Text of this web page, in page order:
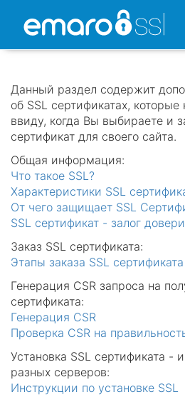
Данный раздел содержит
об SSL сертификатах,
ввиду, когда Вы выбираете и
сертификат для своего сайта.
Общая информация:
Что такое SSL?
Характеристики SSL
От чего защищает SSL
SSL сертификат - залог
Заказ SSL сертификата:
Этапы заказа SSL сертификата
Генерация CSR запроса на
сертификата:
Генерация CSR
Проверка CSR на
Установка SSL сертификата -
разных серверов:
Инструкции по установке SSL